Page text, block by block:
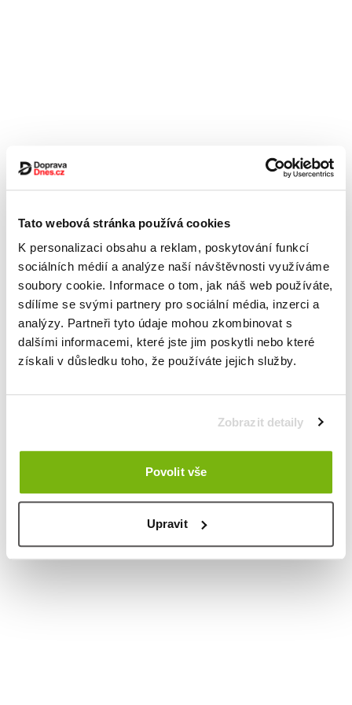
Tato webová stránka používá cookies
K personalizaci obsahu a reklam, poskytování funkcí
sociálních médií a analýze naší návštěvnosti využíváme
soubory cookie. Informace o tom, jak náš web používáte,
sdílíme se svými partnery pro sociální média, inzerci a
analýzy. Partneři tyto údaje mohou zkombinovat s
dalšími informacemi, které jste jim poskytli nebo které
získali v důsledku toho, že používáte jejich služby.
Zobrazit detaily
Povolit vše
Upravit